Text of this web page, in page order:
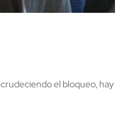
el bloqueo, hay